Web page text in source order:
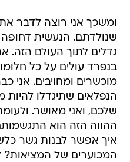
ומשכך אני רוצה לדבר
שנולדתם. הנעשית
גדלים לתוך העולם
בנפרד עולים על כל
מוכשרים ומחויבים. אני
הנפלאים שתיגדלו
שלכם, ואני מאושר.
ההווה הזה הוא
איך אפשר לבנות גשר
המכוערים של המציאות?